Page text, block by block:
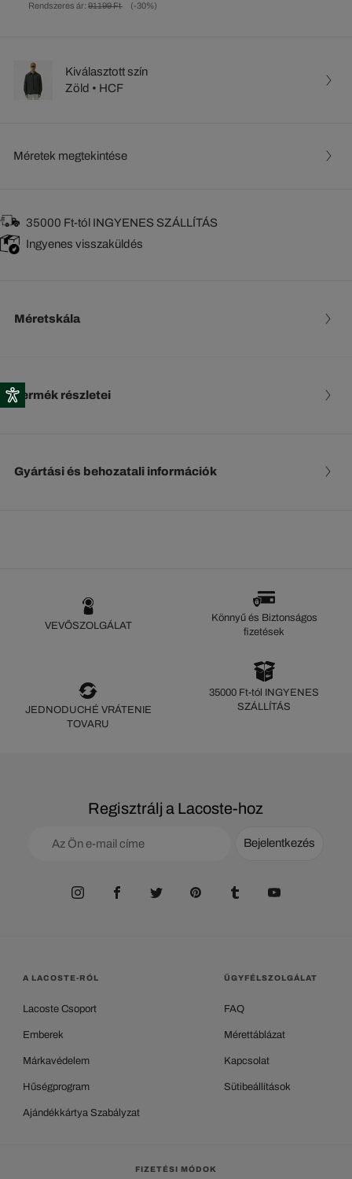
Rendszeres ár: 91199 Ft (-30%)
Kiválasztott szín
Zöld • HCF
Méretek megtekintése
35000 Ft-tól INGYENES SZÁLLÍTÁS
Ingyenes visszaküldés
Méretskála
Termék részletei
Gyártási és behozatali információk
VEVŐSZOLGÁLAT
Könnyű és Biztonságos
fizetések
JEDNODUCHÉ VRÁTENIE
TOVARU
35000 Ft-tól INGYENES
SZÁLLÍTÁS
Regisztrálj a Lacoste-hoz
Bejelentkezés
A LACOSTE-RÓL
Lacoste Csoport
Emberek
Márkavédelem
Hűségprogram
Ajándékkártya Szabályzat
ÜGYFÉLSZOLGÁLAT
FAQ
Mérettáblázat
Kapcsolat
Sütibeállítások
FIZETÉSI MÓDOK